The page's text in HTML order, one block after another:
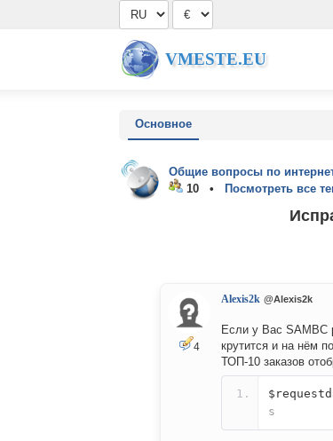
VMESTE.EU
Основное
Общие вопросы по
10 •
Посмотреть все
4
Alexis2k @Alexis2k
Если у Вас SAMBC
крутится и на нём
ТОП-10 заказов
s